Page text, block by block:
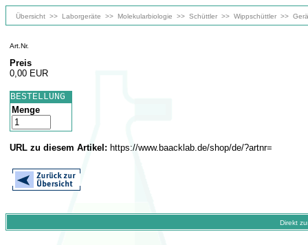
Übersicht >> Laborgeräte >> Molekularbiologie >> Schüttler >> Wippschüttler >>
Art.Nr.
Preis
0,00 EUR
BESTELLUNG
Menge
URL zu diesem Artikel: https://www.baacklab.de/shop/de/?artnr=
Direkt